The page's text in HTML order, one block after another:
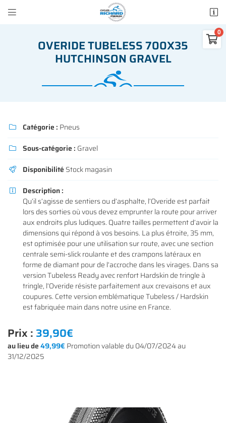
 
01 64 34 07 57

Il n'y a aucun produit dans votre panier
VALIDER VOTRE PANIER
Adresse email de réception
Rafraîchir le captcha
En cochant cette case, vous consentez à recevoir nos propositions commerciales à
l'adresse email indiqué ci-dessus. Vous pouvez vous désinscrire à tout moment en
utilisant le formulaire de désinscription.
INSCRIPTION
OVERIDE TUBELESS 700X35
HUTCHINSON GRAVEL
 Catégorie : Pneus
 Sous-catégorie : Gravel
 Disponibilité Stock magasin

Description :
Qu’il s’agisse de sentiers ou d’asphalte, l’Overide est parfait
lors des sorties où vous devez emprunter la route pour arriver
aux endroits plus ludiques. Quatre tailles permettent d’avoir la
dimensions qui répond à vos besoins. La plus étroite, 35 mm,
est optimisée pour une utilisation sur route, avec une section
centrale semi-slick roulante et des crampons latéraux en
forme de diamant pour de l’accroche dans les virages. Dans sa
version Tubeless Ready avec renfort Hardskin de tringle à
tringle, l’Overide résiste parfaitement aux crevaisons et aux
coupures. Cette version emblématique Tubeless / Hardskin
est fabriquée main dans notre usine en France.
Prix : 39,90€
au lieu de49,99€ Promotion valable du 04/07/2024 au
31/12/2025